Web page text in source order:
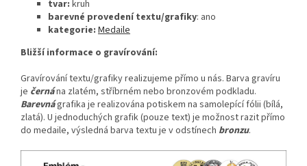
tvar: kruh
barevné provedení textu/grafiky: ano
kategorie: Medaile
Bližší informace o gravírování:
Gravírování textu/grafiky realizujeme přímo u nás. Barva gravíru
je černána zlatém, stříbrném nebo bronzovém podkladu.
Barevnágrafika je realizována potiskem na samolepící fólii (bílá,
zlatá). U jednoduchých grafik (pouze text) je možnost razit přímo
do medaile, výsledná barva textu je v odstínech bronzu.